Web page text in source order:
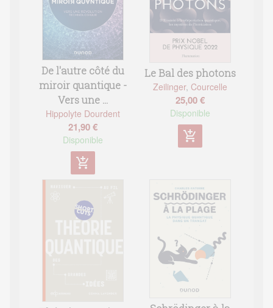
De l'autre côté du
miroir quantique -
Vers une ...
Hippolyte Dourdent
21,90 €
Disponible
add_shopping_cart
Le Bal des photons
Zeilinger, Courcelle
25,00 €
Disponible
add_shopping_cart